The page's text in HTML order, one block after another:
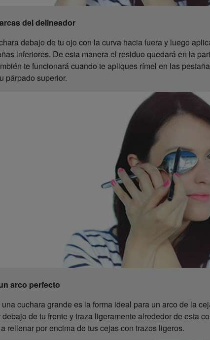
del delineador
debajo de tu ojo con la curva hacia fuera y luego
inferiores. De esta manera el residuo quedará en la
te funcionará cuando te apliques rímel en las
párpado superior.
arco perfecto
cuchara grande es la forma ideal para un arco de la
de tu frente y traza ligeramente alrededor de esta
rellenar por encima de tus cejas con trazos ligeros.